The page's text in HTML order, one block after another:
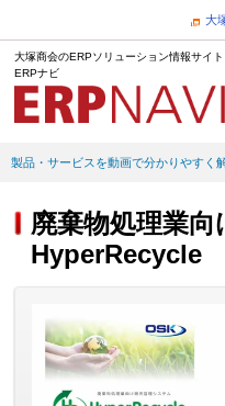
大
大塚商会のERPソリューション情報サイト
ERPナビ
製品・サービスを動画で分かりやすく
廃棄物処理業
HyperRecycle